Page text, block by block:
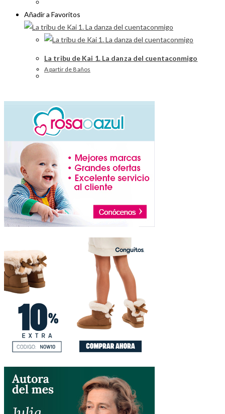
Añadir a Favoritos
La tribu de Kai 1. La danza del cuentaconmigo
A partir de 8 años